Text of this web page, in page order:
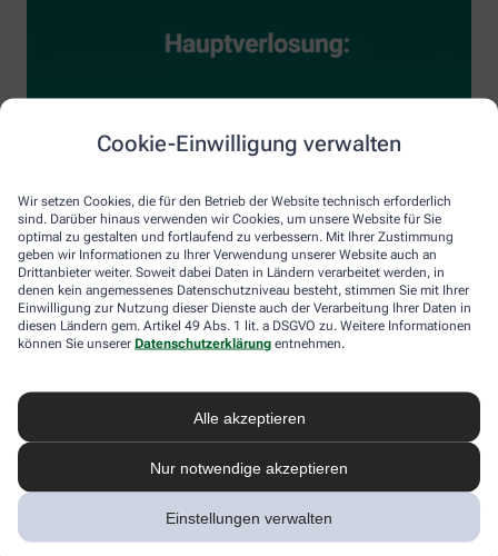
Cookie-Einwilligung verwalten
Wir setzen Cookies, die für den Betrieb der Website technisch erforderlich
sind. Darüber hinaus verwenden wir Cookies, um unsere Website für Sie
optimal zu gestalten und fortlaufend zu verbessern. Mit Ihrer Zustimmung
geben wir Informationen zu Ihrer Verwendung unserer Website auch an
Drittanbieter weiter. Soweit dabei Daten in Ländern verarbeitet werden, in
denen kein angemessenes Datenschutzniveau besteht, stimmen Sie mit Ihrer
Einwilligung zur Nutzung dieser Dienste auch der Verarbeitung Ihrer Daten in
diesen Ländern gem. Artikel 49 Abs. 1 lit. a DSGVO zu. Weitere Informationen
können Sie unserer Datenschutzerklärung entnehmen.
Alle akzeptieren
Nur notwendige akzeptieren
Einstellungen verwalten